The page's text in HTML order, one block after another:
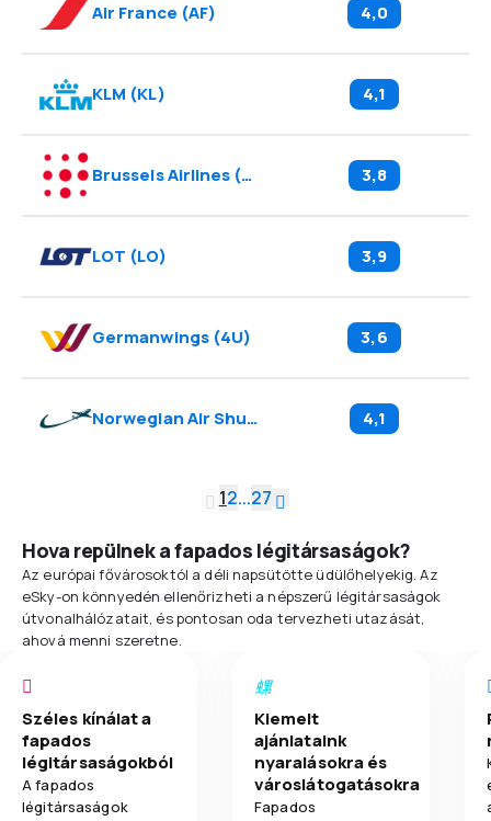
Air France (AF) 4,0
KLM (KL) 4,1
Brussels Airlines (SN 3,8
LOT (LO) 3,9
Germanwings(4U) 3,6
Norwegian Air Shuttle 4,1
12...27
Hova repülnek a fapados légitársaságok?
Az európai fővárosoktól a déli napsütötte üdülőhelyekig. Az
eSky-on könnyedén ellenőrizheti a népszerű légitársaságok
útvonalhálózatait, és pontosan oda tervezheti utazását,
ahová menni szeretne.
Széles kínálat a
fapados
légitársaságokból
A fapados
légitársaságok
Kiemelt
ajánlataink
nyaralásokra és
városlátogatásokra
Fapados